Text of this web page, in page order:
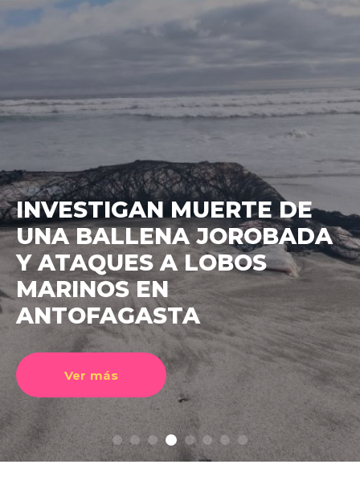
EJECUTIVO PRESENTA
PROYECTO PARA BAJAR
IMPUESTO AL CRÉDITO
HIPOTECARIO A UN 3%
Ver más